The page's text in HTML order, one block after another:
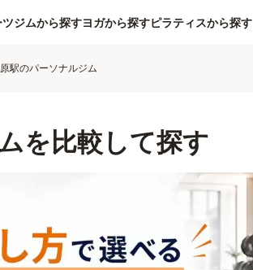
ツジムから探すヨガから探すピラティスから探す
駅のパーソナルジム
を比較して探す